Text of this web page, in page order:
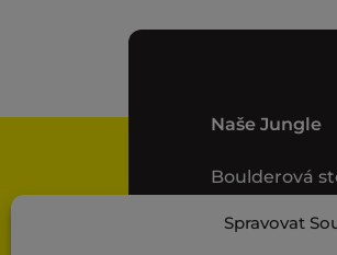
Spravovat
Naše Jungle
Boulderová